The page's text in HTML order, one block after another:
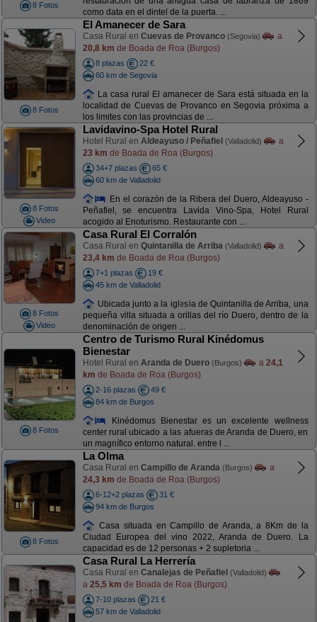
8 Fotos
como data en el dintel de la puerta. ...
8 Fotos
El Amanecer de Sara
Casa Rural en Cuevas de Provanco (Segovia)
a
20,8 km de Boada de Roa (Burgos)
8 plazas
22 €
60 km de Segovia
La casa rural El amanecer de Sara está situada en la
localidad de Cuevas de Provanco en Segovia próxima a
los limites con las provincias de ...
8 Fotos
Video
Lavidavino-Spa Hotel Rural
Hotel Rural en Aldeayuso / Peñafiel (Valladolid)
a
23 km de Boada de Roa (Burgos)
34+7 plazas
65 €
60 km de Valladolid
En el corazón de la Ribera del Duero, Aldeayuso -
Peñafiel, se encuentra Lavida Vino-Spa, Hotel Rural
acogido al Enoturismo. Restaurante con ...
8 Fotos
Video
Casa Rural El Corralón
Casa Rural en Quintanilla de Arriba (Valladolid)
a
23,4 km de Boada de Roa (Burgos)
7+1 plazas
19 €
45 km de Valladolid
Ubicada junto a la iglesia de Quintanilla de Arriba, una
pequeña villa situada a orillas del río Duero, dentro de la
denominación de origen ...
8 Fotos
Centro de Turismo Rural Kinédomus
Bienestar
Hotel Rural en Aranda de Duero (Burgos) a 24,1
km de Boada de Roa (Burgos)
2-16 plazas
49 €
84 km de Burgos
Kinédomus Bienestar es un excelente wellness
center rural ubicado a las afueras de Aranda de Duero, en
un magnífico entorno natural. entre l ...
8 Fotos
La Olma
Casa Rural en Campillo de Aranda (Burgos)
a
24,3 km de Boada de Roa (Burgos)
6-12+2 plazas
31 €
94 km de Burgos
Casa situada en Campillo de Aranda, a 8Km de la
Ciudad Europea del vino 2022, Aranda de Duero. La
capacidad es de 12 personas + 2 supletoria ...
Casa Rural La Herrería
Casa Rural en Canalejas de Peñafiel (Valladolid)
a 25,5 km de Boada de Roa (Burgos)
7-10 plazas
21 €
57 km de Valladolid